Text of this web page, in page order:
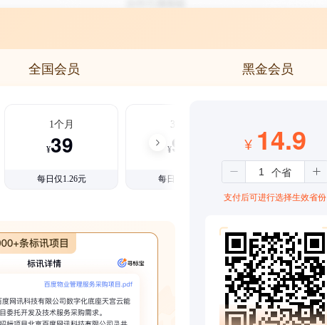
全国会员 黑金会员
1个月
¥39
每日仅1.26元
3个月
¥99
每日仅1.08元
¥ 14.9
支付后可进行选择生效省份